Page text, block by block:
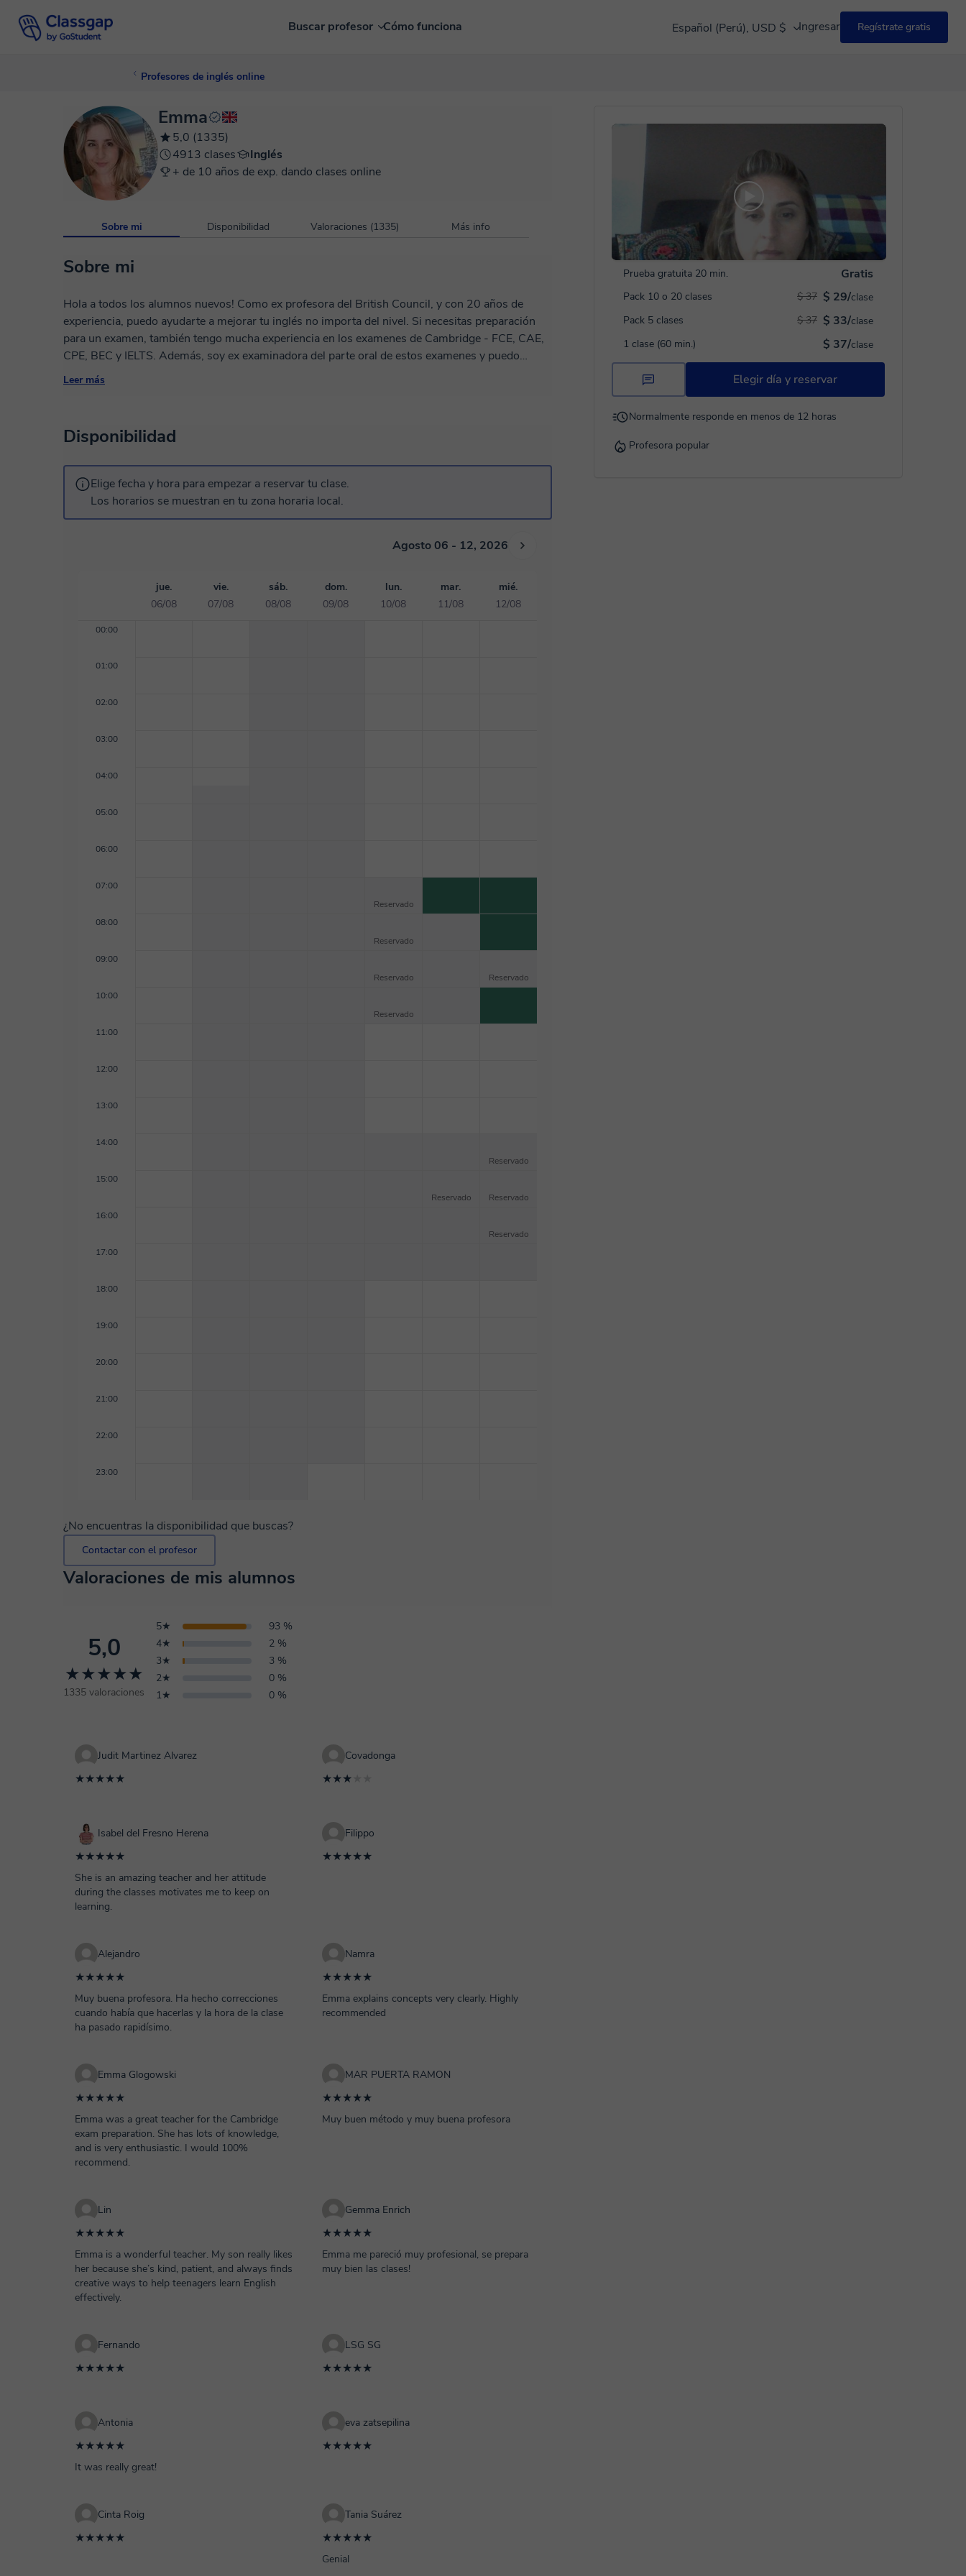
Buscar profesor Cómo funciona Español (Perú), USD $ Ingresar Regístrate gratis
Profesores de inglés online
Prueba gratuita 20 min. Gratis
Pack 10 o 20 clases $ 29/clase
$ 37
Pack 5 clases
$ 33/clase
$ 37
1 clase (60 min.)
$ 37/clase
Elegir día y reservar
Normalmente responde en menos de 12 horas
Profesora popular
Emma
5,0 (1335)
4913 clases
Inglés
+ de 10 años de exp. dando clases online
Sobre mi Disponibilidad Valoraciones (1335) Más info
Sobre mi
Hola a todos los alumnos nuevos! Como ex profesora del British Council, y con 20 años de
experiencia, puedo ayudarte a mejorar tu inglés no importa del nivel. Si necesitas preparación
para un examen, también tengo mucha experiencia en los examenes de Cambridge - FCE, CAE,
CPE, BEC y IELTS. Además, soy ex examinadora del parte oral de estos examenes y puedo
enseñarte todo lo que tienes que hacer para aprobar el oral. También si necesitas preparación
Leer más
Disponibilidad
Elige fecha y hora para empezar a reservar tu clase.
Los horarios se muestran en tu zona horaria local.
Agosto 06 - 12, 2026
jue.
06/08
vie.
07/08
sáb.
08/08
dom.
09/08
lun.
10/08
mar.
11/08
mié.
12/08
00:00
01:00
02:00
03:00
04:00
05:00
06:00
07:00
Reservado
08:00
Reservado
09:00
Reservado
Reservado
10:00
Reservado
11:00
12:00
13:00
14:00
Reservado
15:00
Reservado
Reservado
16:00
Reservado
17:00
18:00
19:00
20:00
21:00
22:00
23:00
¿No encuentras la disponibilidad que buscas?
Contactar con el profesor
Valoraciones de mis alumnos
5,0
★★★★★
1335 valoraciones
5★
93 %
4★
2 %
3★
3 %
2★
0 %
1★
0 %
Judit Martinez Alvarez
★★★★★
Covadonga
★★★
Isabel del Fresno Herena
★★★★★
She is an amazing teacher and her attitude
during the classes motivates me to keep on
learning.
Filippo
★★★★★
Alejandro
★★★★★
Muy buena profesora. Ha hecho correcciones
cuando había que hacerlas y la hora de la clase
ha pasado rapidísimo.
Namra
★★★★★
Emma explains concepts very clearly. Highly
recommended
Emma Glogowski
★★★★★
Emma was a great teacher for the Cambridge
exam preparation. She has lots of knowledge,
and is very enthusiastic. I would 100%
recommend.
MAR PUERTA RAMON
★★★★★
Muy buen método y muy buena profesora
Lin
★★★★★
Emma is a wonderful teacher. My son really likes
her because she’s kind, patient, and always finds
creative ways to help teenagers learn English
effectively.
Gemma Enrich
★★★★★
Emma me pareció muy profesional, se prepara
muy bien las clases!
Fernando
★★★★★
LSG SG
★★★★★
Antonia
★★★★★
It was really great!
eva zatsepilina
★★★★★
Cinta Roig
★★★★★
Tania Suárez
★★★★★
Genial